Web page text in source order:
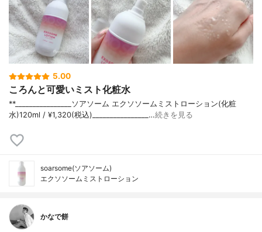
5.00
ころんと可愛いミスト化粧水
**⁡________________⁡ソアソーム ⁡エクソソームミストローション(化粧
水)120ml / ¥1,320(税込)________________…続きを見る
soarsome(ソアソーム)
エクソソームミストローション
かなで餅